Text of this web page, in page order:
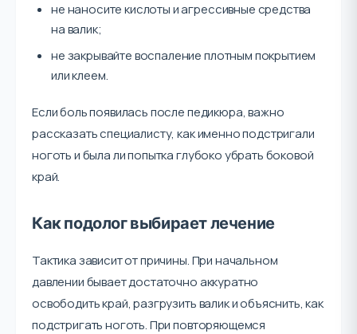
не наносите кислоты и агрессивные средства
на валик;
не закрывайте воспаление плотным покрытием
или клеем.
Если боль появилась после педикюра, важно
рассказать специалисту, как именно подстригали
ноготь и была ли попытка глубоко убрать боковой
край.
Как подолог выбирает лечение
Тактика зависит от причины. При начальном
давлении бывает достаточно аккуратно
освободить край, разгрузить валик и объяснить, как
подстригать ноготь. При повторяющемся